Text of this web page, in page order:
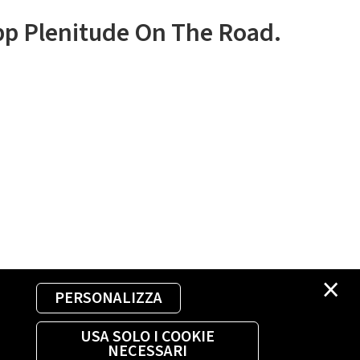
×
PERSONALIZZA
USA SOLO I COOKIE
NECESSARI
Plenitude On The Road.